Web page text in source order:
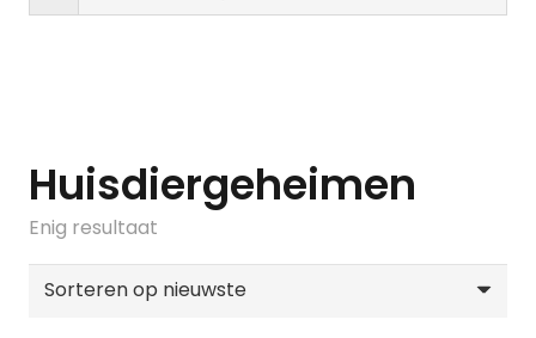
Huisdiergeheimen
Enig resultaat